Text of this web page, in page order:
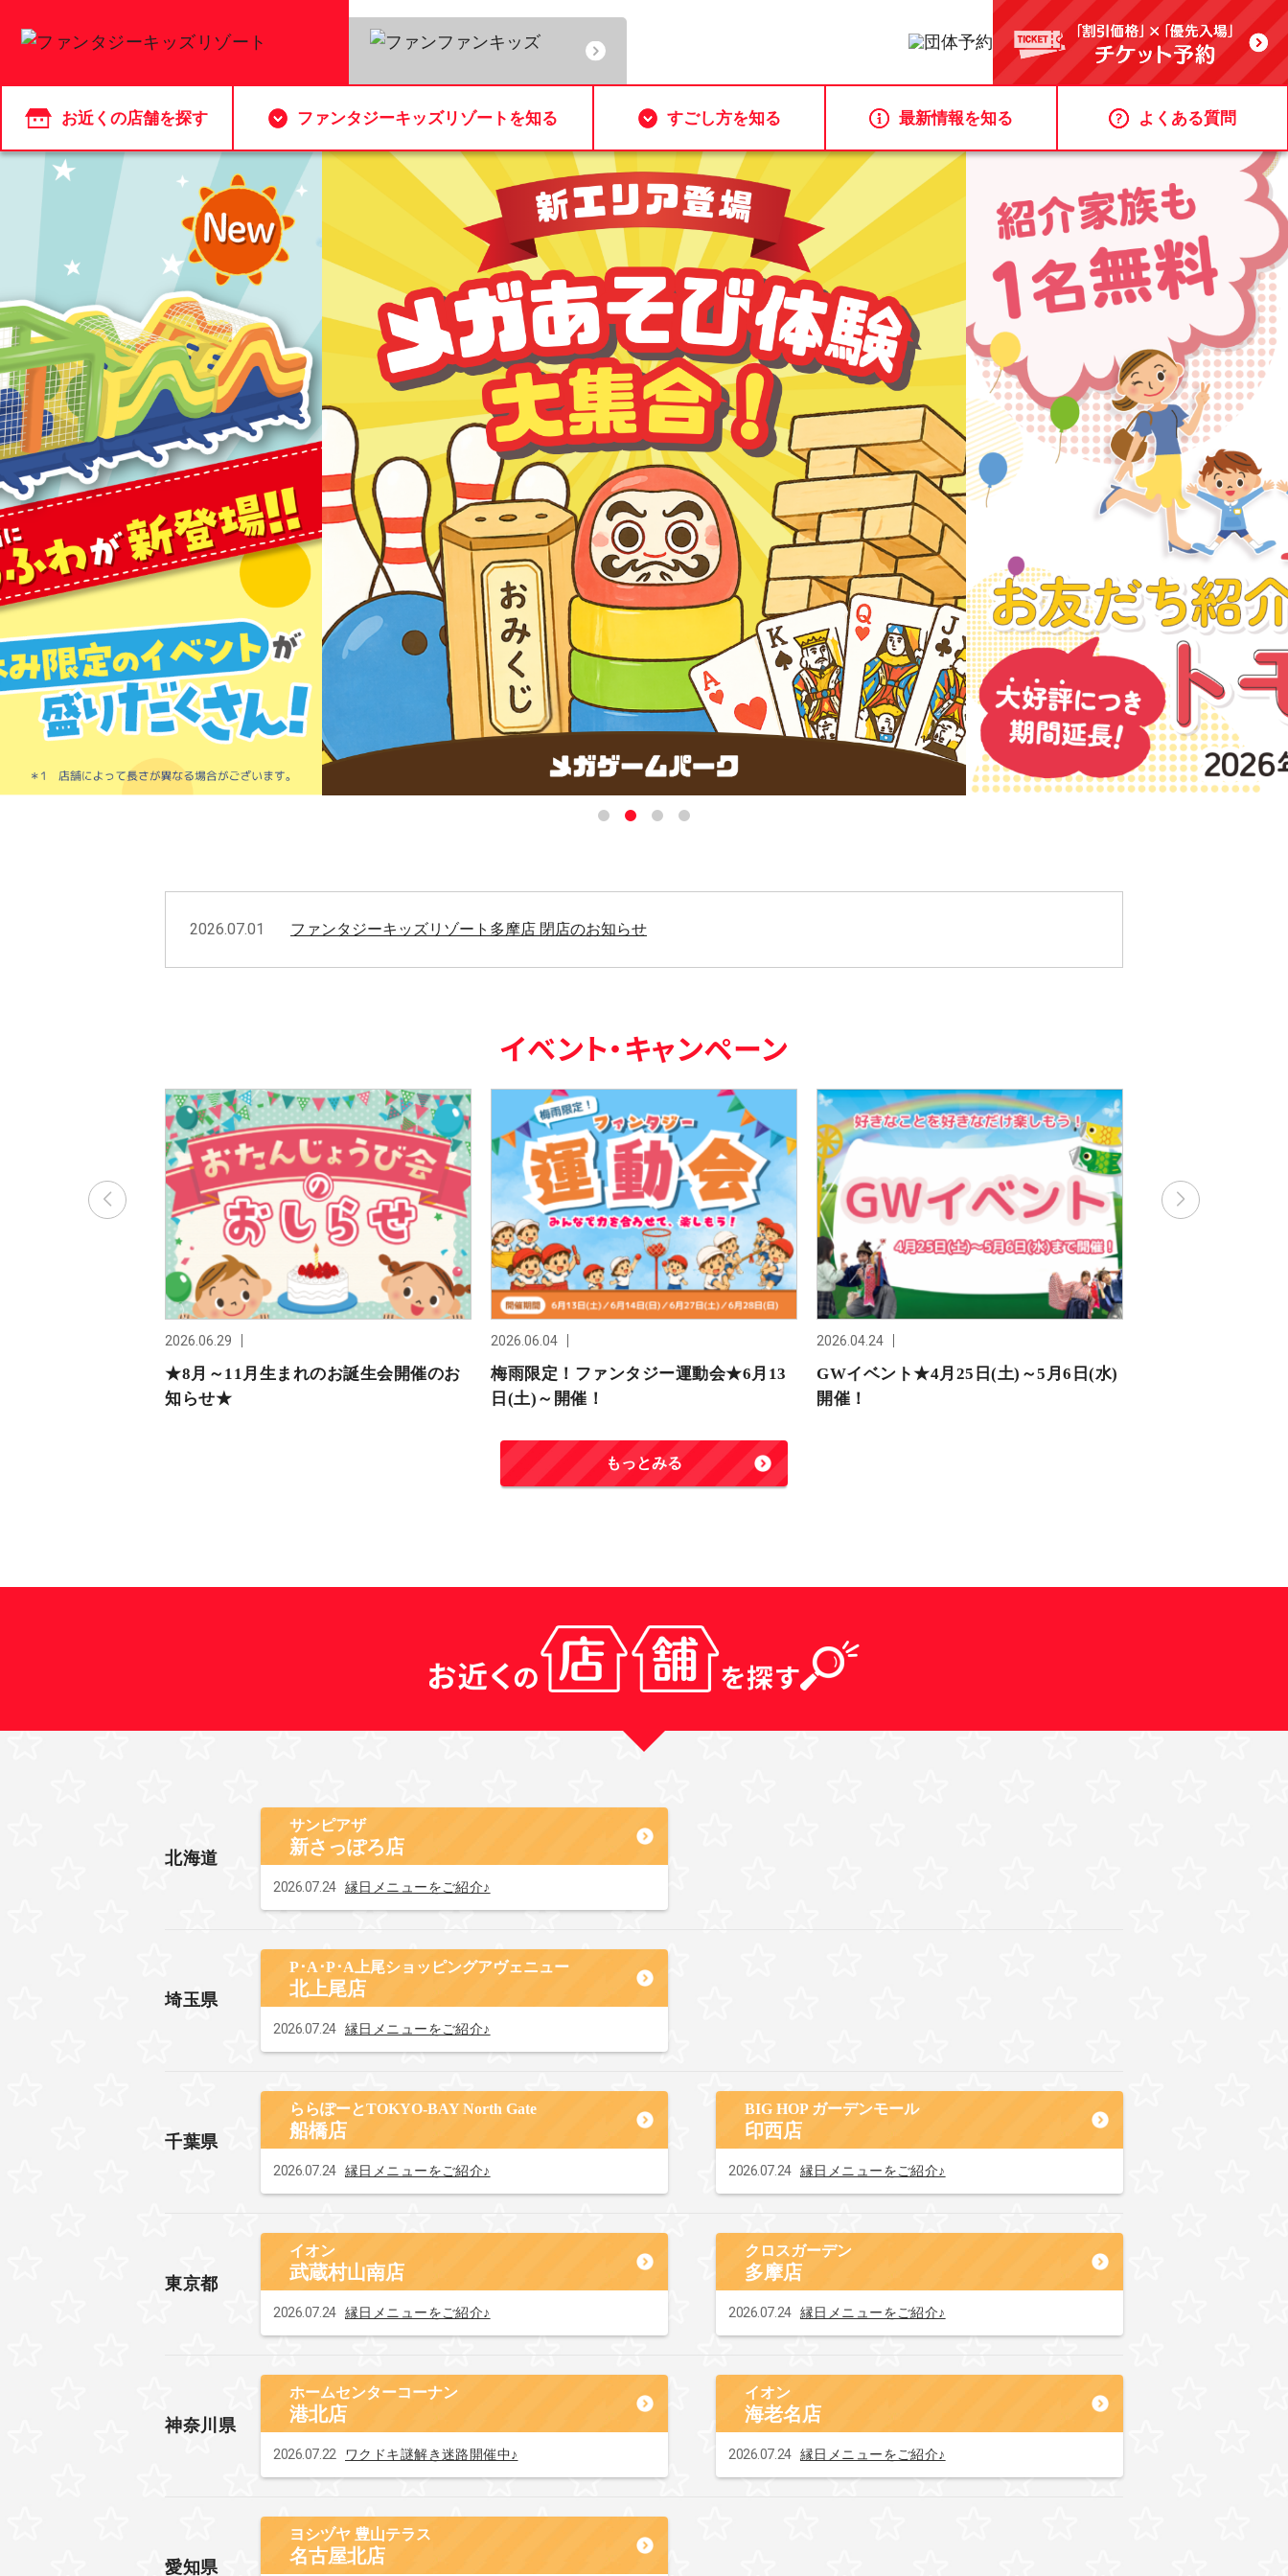
お近くの店舗を探す ファンタジーキッズリゾートを知る すごし方を知る 最新情報を知る よくある質問
2026.07.01 ファンタジーキッズリゾート多摩店 閉店のお知らせ
イベント・キャンペーン
2026.06.29
★8月～11月生まれのお誕生会開催のお
知らせ★
2026.06.04
梅雨限定！ファンタジー運動会★6月13
日(土)～開催！
2026.04.24
GWイベント★4月25日(土)～5月6日(水)
開催！
もっとみる
北海道
サンピアザ
新さっぽろ店
2026.07.24 縁日メニューをご紹介♪
埼玉県
P･A･P･A上尾ショッピングアヴェニュー
北上尾店
2026.07.24 縁日メニューをご紹介♪
千葉県
ららぽーとTOKYO-BAY North Gate
船橋店
2026.07.24 縁日メニューをご紹介♪
BIG HOP ガーデンモール
印西店
2026.07.24 縁日メニューをご紹介♪
東京都
イオン
武蔵村山南店
2026.07.24 縁日メニューをご紹介♪
クロスガーデン
多摩店
2026.07.24 縁日メニューをご紹介♪
神奈川県
ホームセンターコーナン
港北店
2026.07.22 ワクドキ謎解き迷路開催中♪
イオン
海老名店
2026.07.24 縁日メニューをご紹介♪
愛知県
ヨシヅヤ 豊山テラス
名古屋北店